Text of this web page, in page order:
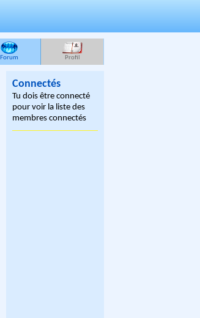
Forum Profil
Connectés
Tu dois être connecté
pour voir la liste des
membres connectés